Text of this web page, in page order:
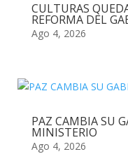
CULTURAS
REFORMA DEL
Ago 4, 2026
PAZ CAMBIA SU
MINISTERIO
Ago 4, 2026